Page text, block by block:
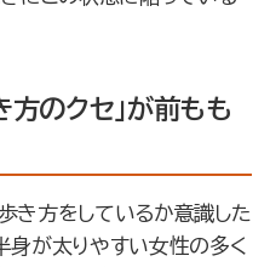
のクセ」が前もも
き方をしているか意識した
身が太りやすい女性の多く